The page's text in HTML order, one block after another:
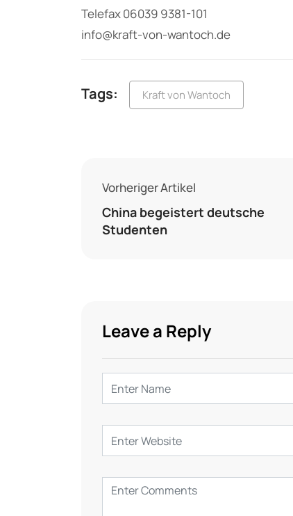
Telefax 06039 9381-101
info@kraft-von-wantoch.de
Tags: Kraft von Wantoch
Vorheriger Artikel
China begeistert deutsche
Studenten
Leave a Reply